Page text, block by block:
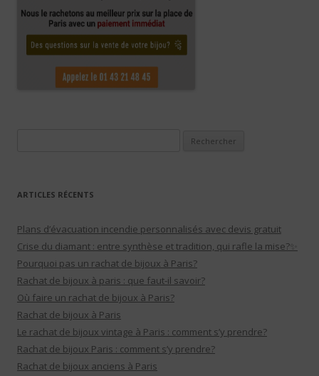
ARTICLES RÉCENTS
Plans d’évacuation incendie personnalisés avec devis gratuit
Crise du diamant : entre synthèse et tradition, qui rafle la mise?✨
Pourquoi pas un rachat de bijoux à Paris?
Rachat de bijoux à paris : que faut-il savoir?
Où faire un rachat de bijoux à Paris?
Rachat de bijoux à Paris
Le rachat de bijoux vintage à Paris : comment s’y prendre?
Rachat de bijoux Paris : comment s’y prendre?
Rachat de bijoux anciens à Paris